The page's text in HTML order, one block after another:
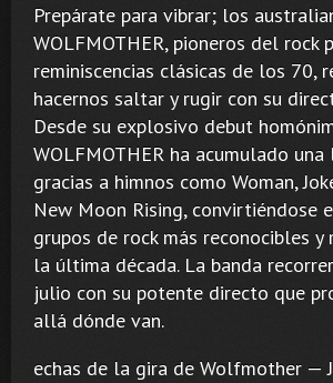
Prepárate para vibrar; los
WOLFMOTHER, pioneros del rock
reminiscencias clásicas de los 70,
hacernos saltar y rugir con su
Desde su explosivo debut
WOLFMOTHER ha acumulado
gracias a himnos como Woman,
New Moon Rising, convirtiéndose
grupos de rock más reconocibles y
la última década. La banda
julio con su potente directo que
allá dónde van.
echas de la gira de Wolfmother —